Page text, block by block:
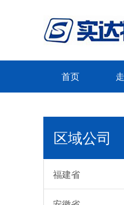
首页
区域公司
福建省